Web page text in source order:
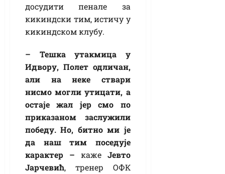
досудити пенале за
кикиндски тим, истичу у
кикиндском клубу.
– Тешка утакмица у
Идвору, Полет одличан,
али на неке ствари
нисмо могли утицати, а
остаје жал јер смо по
приказаном заслужили
победу. Но, битно ми је
да наш тим поседује
карактер – каже Јевто
Јарчевић, тренер ОФК